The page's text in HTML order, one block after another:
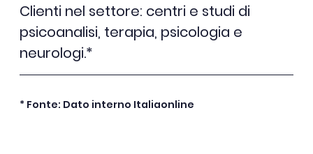
Clienti nel settore: centri e studi di
psicoanalisi, terapia, psicologia e
neurologi.*
* Fonte: Dato interno Italiaonline